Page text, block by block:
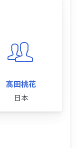
髙田桃花
日本